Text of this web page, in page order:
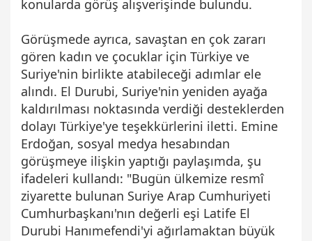
konularda görüş alışverişinde bulundu.
Görüşmede ayrıca, savaştan en çok zararı
gören kadın ve çocuklar için Türkiye ve
Suriye'nin birlikte atabileceği adımlar ele
alındı. El Durubi, Suriye'nin yeniden ayağa
kaldırılması noktasında verdiği desteklerden
dolayı Türkiye'ye teşekkürlerini iletti. Emine
Erdoğan, sosyal medya hesabından
görüşmeye ilişkin yaptığı paylaşımda, şu
ifadeleri kullandı: "Bugün ülkemize resmî
ziyarette bulunan Suriye Arap Cumhuriyeti
Cumhurbaşkanı'nın değerli eşi Latife El
Durubi Hanımefendi'yi ağırlamaktan büyük